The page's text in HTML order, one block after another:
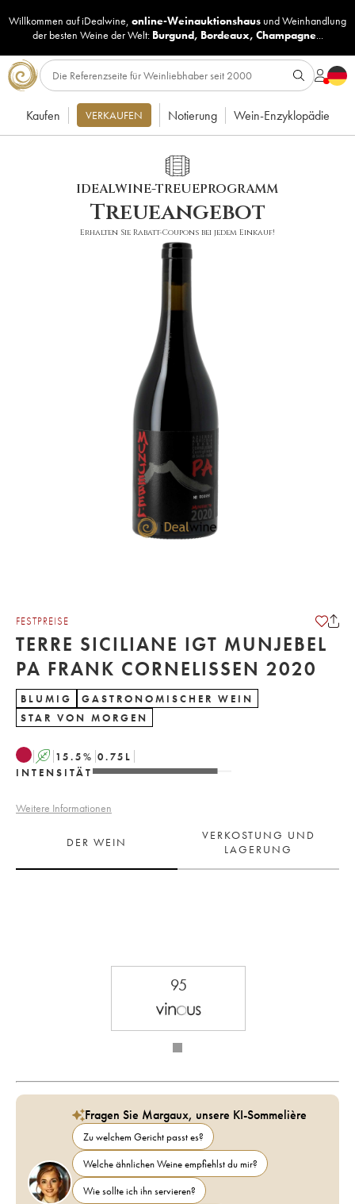
Willkommen auf iDealwine, online-Weinauktionshaus undWeinhandlung
der besten Weine der Welt: Burgund, Bordeaux, Champagne...
Kaufen VERKAUFEN Notierung Wein-Enzyklopädie
IDEALWINE-TREUEPROGRAMM
Treueangebot
Erhalten Sie Rabatt-Coupons bei jedem Einkauf!
FESTPREISE
TERRE SICILIANE IGT MUNJEBEL
PA FRANK CORNELISSEN 2020
BLUMIG
GASTRONOMISCHER WEIN
STAR VON MORGEN
A 15.5% 0.75 L
INTENSITÄT
Weitere Informationen
DER WEIN
VERKOSTUNG UND
LAGERUNG
95
Fragen Sie Margaux, unsere KI-Sommelière
Zu welchem Gericht passt es?
Welche ähnlichen Weine empfiehlst du mir?
Wie sollte ich ihn servieren?